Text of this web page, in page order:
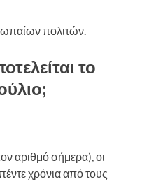
πολιτών.
το
αριθμό σήμερα), οι
χρόνια από τους